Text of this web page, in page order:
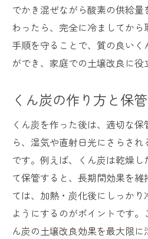
でかき混ぜながら酸素の供給
わったら、完全に冷ましてか
手順を守ることで、質の良いく
ができ、家庭での土壌改良に役
くん炭の作り方と保
くん炭を作った後は、適切な
ら、湿気や直射日光にさらさ
です。例えば、くん炭は乾燥
て保管すると、長期間効果を
ては、加熱・炭化後にしっか
ようにするのがポイントです。
ん炭の土壌改良効果を最大限